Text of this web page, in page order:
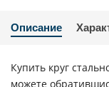
Описание
Купить круг
можете